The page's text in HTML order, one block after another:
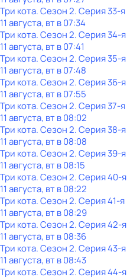
Три кота. Сезон 2. Серия 33-я
11 августа, вт в 07:34
Три кота. Сезон 2. Серия 34-я
11 августа, вт в 07:41
Три кота. Сезон 2. Серия 35-я
11 августа, вт в 07:48
Три кота. Сезон 2. Серия 36-я
11 августа, вт в 07:55
Три кота. Сезон 2. Серия 37-я
11 августа, вт в 08:02
Три кота. Сезон 2. Серия 38-я
11 августа, вт в 08:08
Три кота. Сезон 2. Серия 39-я
11 августа, вт в 08:15
Три кота. Сезон 2. Серия 40-я
11 августа, вт в 08:22
Три кота. Сезон 2. Серия 41-я
11 августа, вт в 08:29
Три кота. Сезон 2. Серия 42-я
11 августа, вт в 08:36
Три кота. Сезон 2. Серия 43-я
11 августа, вт в 08:43
Три кота. Сезон 2. Серия 44-я